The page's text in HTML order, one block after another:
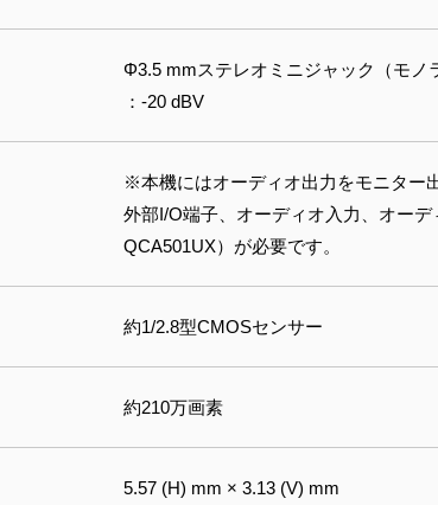
Φ3.5 mmステレオミニジャック（モ
：-20 dBV
※本機にはオーディオ出力をモニター
外部I/O端子、オーディオ入力、オー
QCA501UX）が必要です。
約1/2.8型CMOSセンサー
約210万画素
5.57 (H) mm × 3.13 (V) mm